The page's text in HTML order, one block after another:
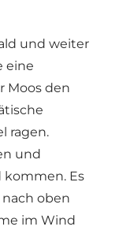
und weiter
eine
Moos den
ragen.
und
kommen. Es
oben
im Wind